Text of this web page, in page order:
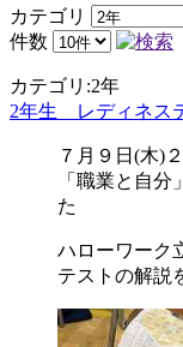
カテゴリ
件数
カテゴリ:2年
2年生 レディネス
７月９日(木)
「職業と自
た
ハローワーク
テストの解説